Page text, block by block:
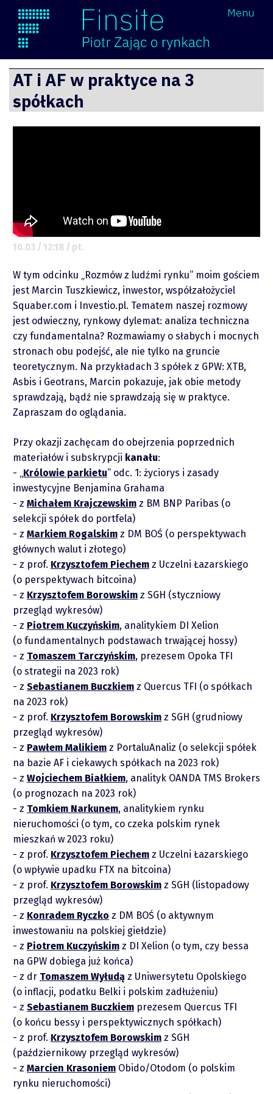
Menu
O mnie
Zastrzeżenie
Współpraca
Wsparcie
Raporty
Podcasty
Video
piotrek.zajac@pm.me
Twitter
YouTube
LinkedIn
Spotify
Przejdź
do
treści
AT i AF w praktyce na 3
spółkach
10.03 / 12:18 / pt.
W tym odcinku „Rozmów z ludźmi rynku” moim gościem
jest Marcin Tuszkiewicz, inwestor, współzałożyciel
Squaber.com i Investio.pl. Tematem naszej rozmowy
jest odwieczny, rynkowy dylemat: analiza techniczna
czy fundamentalna? Rozmawiamy o słabych i mocnych
stronach obu podejść, ale nie tylko na gruncie
teoretycznym. Na przykładach 3 spółek z GPW: XTB,
Asbis i Geotrans, Marcin pokazuje, jak obie metody
sprawdzają, bądź nie sprawdzają się w praktyce.
Zapraszam do oglądania.
Przy okazji zachęcam do obejrzenia poprzednich
materiałów i subskrypcji kanału:
„Królowie parkietu” odc. 1: życiorys i zasady
inwestycyjne Benjamina Grahama
z Michałem Krajczewskim z BM BNP Paribas (o
selekcji spółek do portfela)
z Markiem Rogalskim z DM BOŚ (o perspektywach
głównych walut i złotego)
z prof. Krzysztofem Piechem z Uczelni Łazarskiego
(o perspektywach bitcoina)
z Krzysztofem Borowskim z SGH (styczniowy
przegląd wykresów)
z Piotrem Kuczyńskim, analitykiem DI Xelion
(o fundamentalnych podstawach trwającej hossy)
z Tomaszem Tarczyńskim, prezesem Opoka TFI
(o strategii na 2023 rok)
z Sebastianem Buczkiem z Quercus TFI (o spółkach
na 2023 rok)
z prof. Krzysztofem Borowskim z SGH (grudniowy
przegląd wykresów)
z Pawłem Malikiem z PortaluAnaliz (o selekcji spółek
na bazie AF i ciekawych spółkach na 2023 rok)
z Wojciechem Białkiem, analityk OANDA TMS Brokers
(o prognozach na 2023 rok)
z Tomkiem Narkunem, analitykiem rynku
nieruchomości (o tym, co czeka polskim rynek
mieszkań w 2023 roku)
z prof. Krzysztofem Piechem z Uczelni Łazarskiego
(o wpływie upadku FTX na bitcoina)
z prof. Krzysztofem Borowskim z SGH (listopadowy
przegląd wykresów)
z Konradem Ryczko z DM BOŚ (o aktywnym
inwestowaniu na polskiej giełdzie)
z Piotrem Kuczyńskim z DI Xelion (o tym, czy bessa
na GPW dobiega już końca)
z dr Tomaszem Wyłudą z Uniwersytetu Opolskiego
(o inflacji, podatku Belki i polskim zadłużeniu)
z Sebastianem Buczkiem prezesem Quercus TFI
(o końcu bessy i perspektywicznych spółkach)
z prof. Krzysztofem Borowskim z SGH
(październikowy przegląd wykresów)
z Marcien Krasoniem Obido/Otodom (o polskim
rynku nieruchomości)